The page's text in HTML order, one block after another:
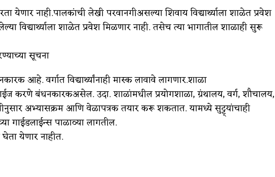
गरजेचं? विशेष लेख
येणार नाही.पालकांची लेखी परवानगीअसल्या शिवाय विद्यार्थ्याला शाळेत प्रवेश
विद्यार्थ्याला शाळेत प्रवेश मिळणार नाही. तसेच त्या भागातील शाळाही सुरू
सूचना
आहे. वर्गात विद्यार्थ्यांनाही मास्क लावावे लागणार.शाळा
करणे बंधनकारकअसेल. उदा. शाळांमधील प्रयोगशाळा, ग्रंथालय, वर्ग, शौचालय,
अभ्यासक्रम आणि वेळापत्रक तयार करू शकतात. यामध्ये सुट्ट्यांचाही
गाईडलाईन्स पाळाव्या लागतील.
येणार नाहीत.